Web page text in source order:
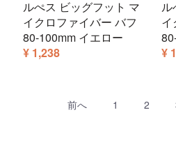
ルぺス ビッグフット マ
イクロファイバー バフ
80-100mm イエロー
¥ 1,238
イ
¥
前へ 1 2